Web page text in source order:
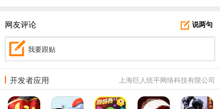
说两句
网友评论
我要跟贴
上海巨人统平网络科技有限公司
开发者应用